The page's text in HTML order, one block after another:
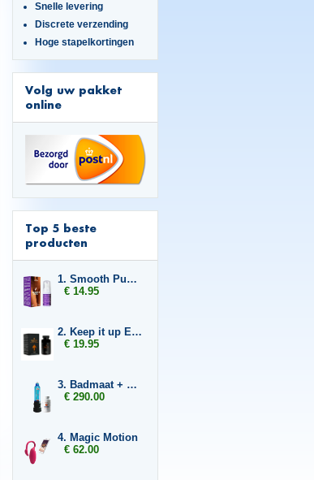
Snelle levering
Discrete verzending
Hoge stapelkortingen
Volg uw pakket
online
Top 5 beste
producten
1. Smooth Pussy
€ 14.95
2. Keep it up Enlargement
€ 19.95
3. Badmaat + 6x Libido7
€ 290.00
4. Magic Motion
€ 62.00